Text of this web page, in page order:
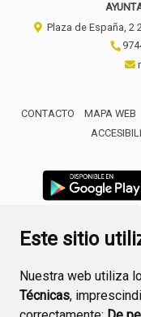
Este sitio
Nuestra web utiliza
Técnicas,
Plaza de España, 2
CONTACTO MAPA WEB